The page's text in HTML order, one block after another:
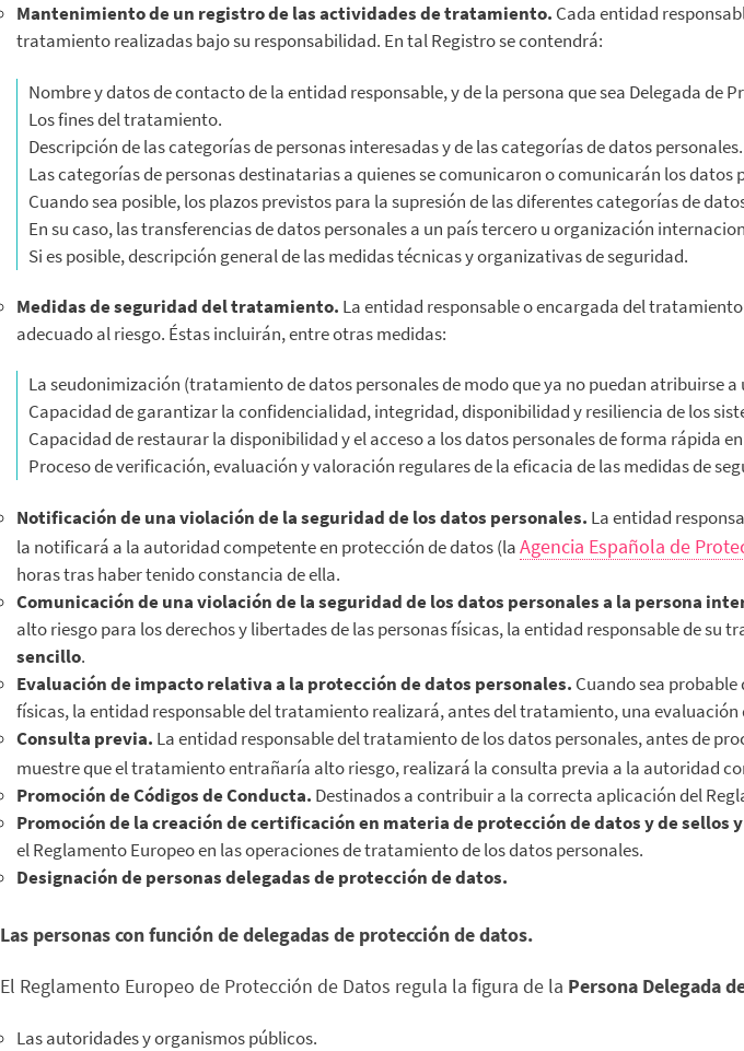
Mantenimiento de un registro de las actividades de tratamiento. Cada entidad
tratamiento realizadas bajo su responsabilidad. En tal Registro se contendrá:
Nombre y datos de contacto de la entidad responsable, y de la persona que sea Delegada de
Los fines del tratamiento.
Descripción de las categorías de personas interesadas y de las categorías de datos personales.
Las categorías de personas destinatarias a quienes se comunicaron o comunicarán los datos
Cuando sea posible, los plazos previstos para la supresión de las diferentes categorías de
En su caso, las transferencias de datos personales a un país tercero u organización
Si es posible, descripción general de las medidas técnicas y organizativas de seguridad.
Medidas de seguridad del tratamiento. La entidad responsable o encargada del
adecuado al riesgo. Éstas incluirán, entre otras medidas:
La seudonimización (tratamiento de datos personales de modo que ya no puedan
Capacidad de garantizar la confidencialidad, integridad, disponibilidad y resiliencia de los
Capacidad de restaurar la disponibilidad y el acceso a los datos personales de forma rápida
Proceso de verificación, evaluación y valoración regulares de la eficacia de las medidas de
Notificación de una violación de la seguridad de los datos personales. La entidad
la notificará a la autoridad competente en protección de datos (laAgencia Española de
horas tras haber tenido constancia de ella.
Comunicación de una violación de la seguridad de los datos personales a la persona
alto riesgo para los derechos y libertades de las personas físicas, la entidad responsable de
sencillo.
Evaluación de impacto relativa a la protección de datos personales. Cuando sea
físicas, la entidad responsable del tratamiento realizará, antes del tratamiento, una
Consulta previa. La entidad responsable del tratamiento de los datos personales, antes de
muestre que el tratamiento entrañaría alto riesgo, realizará la consulta previa a la autoridad
Promoción de Códigos de Conducta. Destinados a contribuir a la correcta aplicación del
Promoción de la creación de certificación en materia de protección de datos y de sellos
el Reglamento Europeo en las operaciones de tratamiento de los datos personales.
Designación de personas delegadas de protección de datos.
Las personas con función de delegadas de protección de datos.
El Reglamento Europeo de Protección de Datos regula la figura de la Persona Delegada
Las autoridades y organismos públicos.